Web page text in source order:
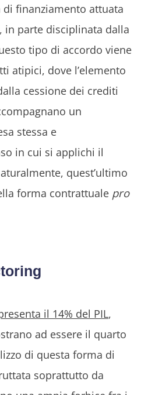
finanziamento attuata
parte disciplinata dalla
tipo di accordo viene
atipici, dove l’elemento
cessione dei crediti
un
stessa e
in cui si applichi il
quest’ultimo
forma contrattuale pro
il 14% del PIL,
ad essere il quarto
di questa forma di
soprattutto da